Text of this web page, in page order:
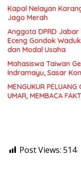
Kapal Nelayan
Jago Merah
Anggota DPRD
Eceng Gondok
dan Modal Usaha
Mahasiswa Taiwan
Indramayu, Sasar
MENGUKUR PELUANG
UMAR, MEMBACA
Post Views: 514